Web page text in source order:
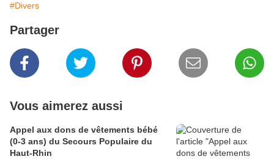
#Divers
Partager
Vous aimerez aussi
Appel aux dons de vêtements bébé
(0-3 ans) du Secours Populaire du
Haut-Rhin